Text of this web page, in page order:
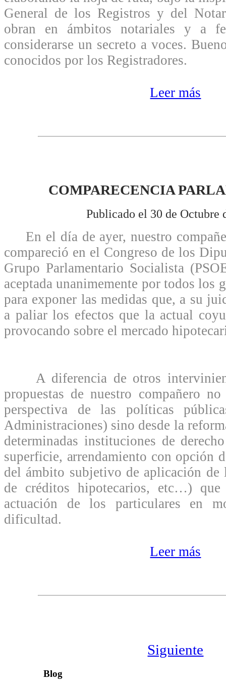
General de los Registros y del
obran en ámbitos notariales y a
considerarse un secreto a voces.
conocidos por los Registradores.
Leer más
COMPARECENCIA
Publicado el 30 de Octubre
En el día de ayer, nuestro
compareció en el Congreso de los
Grupo Parlamentario Socialista
aceptada unanimemente por todos los
para exponer las medidas que, a su
a paliar los efectos que la actual
provocando sobre el mercado
A diferencia de otros
propuestas de nuestro compañero
perspectiva de las políticas
Administraciones) sino desde la
determinadas instituciones de
superficie, arrendamiento con opción
del ámbito subjetivo de aplicación de
de créditos hipotecarios, etc…) que
actuación de los particulares en
dificultad.
Leer más
Siguiente
Blog